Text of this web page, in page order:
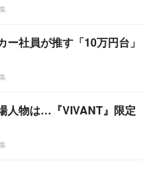
ー社員が推す「10万円台」
人物は…『VIVANT』限定